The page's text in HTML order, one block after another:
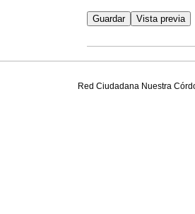
Red Ciudadana Nuestra